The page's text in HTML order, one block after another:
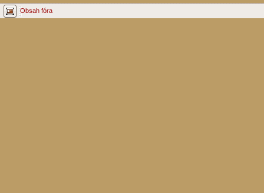
Obsah fóra